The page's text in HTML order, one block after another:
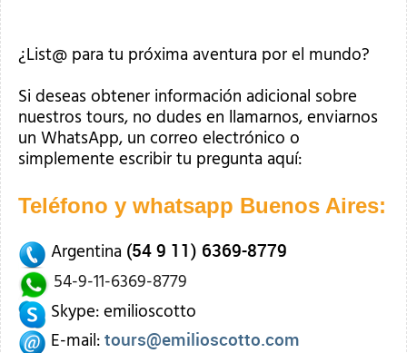
¿List@ para tu próxima aventura por el mundo?
Si deseas obtener información adicional sobre
nuestros tours, no dudes en llamarnos, enviarnos
un WhatsApp, un correo electrónico o
simplemente escribir tu pregunta aquí:
Teléfono y whatsapp Buenos Aires:
Argentina (54 9 11) 6369-8779
54-9-11-6369-8779
Skype: emilioscotto
E-mail: tours@emilioscotto.com